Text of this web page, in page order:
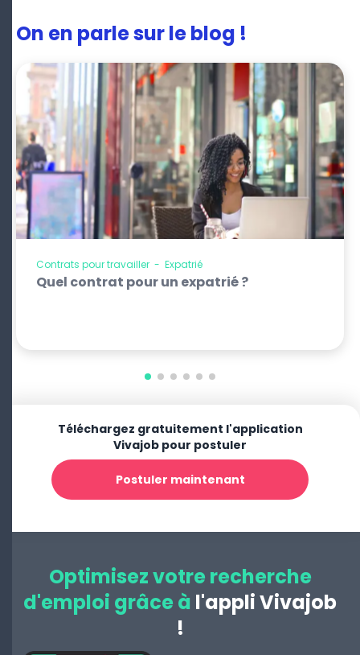
On en parle sur le blog !
Contrats pour travailler - Expatrié
Quel contrat pour un expatrié ?
Téléchargez gratuitement l'application
Vivajob pour postuler
Postuler maintenant
Optimisez votre recherche
d'emploi grâce à l'appli Vivajob
!